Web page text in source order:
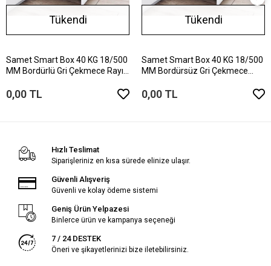
Tükendi
Samet Smart Box 40 KG 18/500
MM Bordürlü Gri Çekmece Rayı
0,00 TL
Tükendi
Samet Smart Box 40 KG 18/500
MM Bordürsüz Gri Çekmece
0,00 TL
Hızlı Teslimat
Siparişleriniz en kısa sürede elinize ulaşır.
Güvenli Alışveriş
Güvenli ve kolay ödeme sistemi
Geniş Ürün Yelpazesi
Binlerce ürün ve kampanya seçeneği
7 / 24 DESTEK
Öneri ve şikayetlerinizi bize iletebilirsiniz.